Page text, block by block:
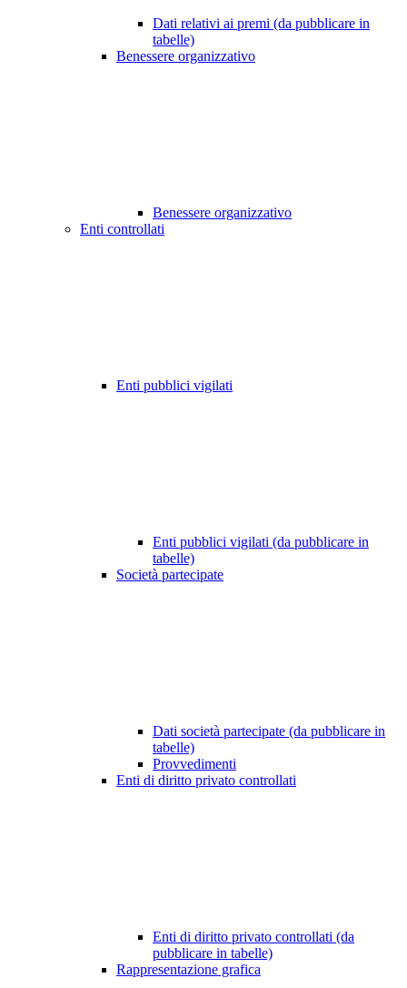
Dati relativi ai premi (da pubblicare in
tabelle)
Benessere organizzativo
Benessere organizzativo
Enti controllati
Enti pubblici vigilati
Enti pubblici vigilati (da pubblicare in
tabelle)
Società partecipate
Dati società partecipate (da pubblicare in
tabelle)
Provvedimenti
Enti di diritto privato controllati
Enti di diritto privato controllati (da
pubblicare in tabelle)
Rappresentazione grafica